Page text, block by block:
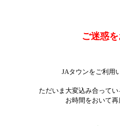
ご迷惑
JAタウンをご利用
ただいま大変込み合って
お時間をおいて